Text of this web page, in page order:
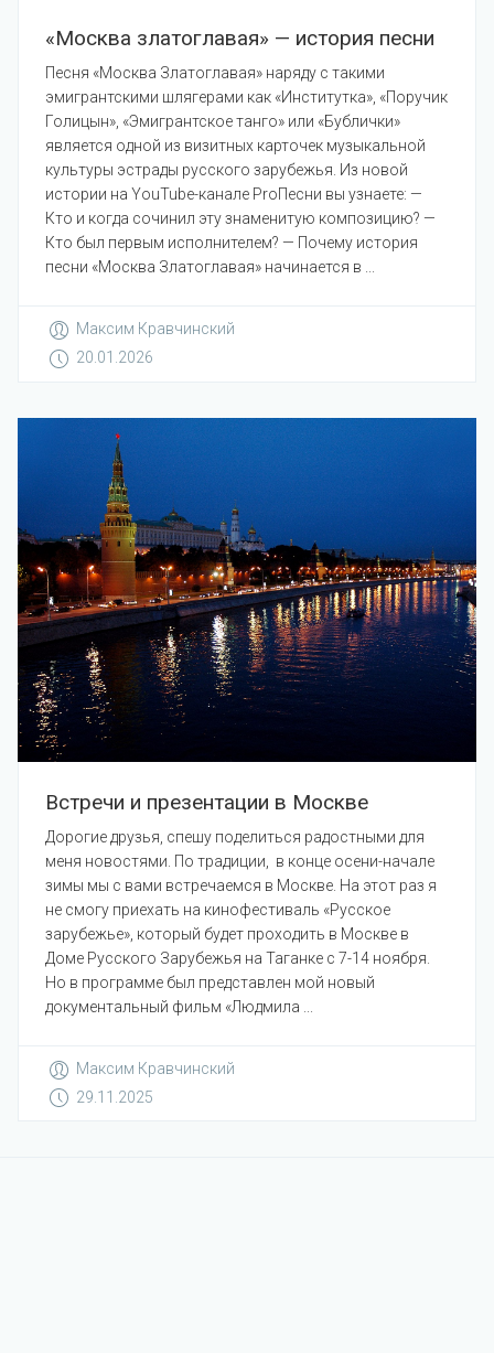
«Москва златоглавая» — история песни
Песня «Москва Златоглавая» наряду с такими
эмигрантскими шлягерами как «Институтка», «Поручик
Голицын», «Эмигрантское танго» или «Бублички»
является одной из визитных карточек музыкальной
культуры эстрады русского зарубежья. Из новой
истории на YouTube-канале ProПесни вы узнаете: —
Кто и когда сочинил эту знаменитую композицию? —
Кто был первым исполнителем? — Почему история
песни «Москва Златоглавая» начинается в ...
Максим Кравчинский
20.01.2026
Встречи и презентации в Москве
Дорогие друзья, спешу поделиться радостными для
меня новостями. По традиции, в конце осени-начале
зимы мы с вами встречаемся в Москве. На этот раз я
не смогу приехать на кинофестиваль «Русское
зарубежье», который будет проходить в Москве в
Доме Русского Зарубежья на Таганке с 7-14 ноября.
Но в программе был представлен мой новый
документальный фильм «Людмила ...
Максим Кравчинский
29.11.2025